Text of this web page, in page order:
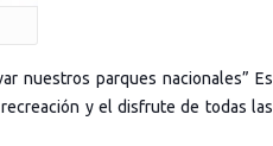
nuestros parques nacionales” Es
y el disfrute de todas las